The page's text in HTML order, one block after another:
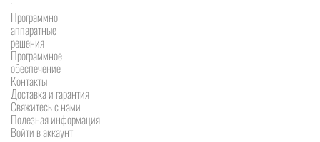
Программно-
аппаратные
решения
Программное
обеспечение
Контакты
Доставка и гарантия
Свяжитесь с нами
Полезная информация
Войти в аккаунт